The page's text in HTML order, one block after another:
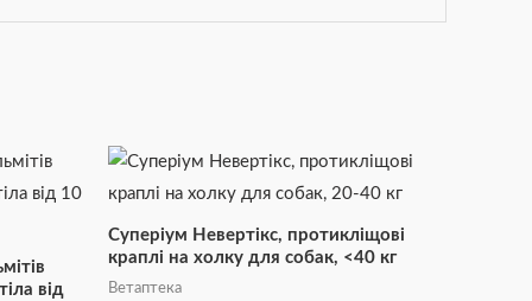
від
Суперіум Невертікс, протикліщові
краплі на холку для собак, <40 кг
Ветаптека